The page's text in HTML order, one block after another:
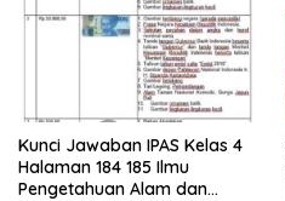
Kunci Jawaban IPAS Kelas 4
Halaman 184 185 Ilmu
Pengetahuan Alam dan